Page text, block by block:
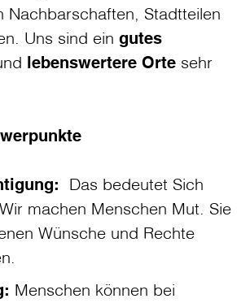
Nachbarschaften, Stadtteilen
Uns sind ein gutes
lebenswertere Orte sehr
Das bedeutet Sich
machen Menschen Mut. Sie
Wünsche und Rechte
Menschen können bei